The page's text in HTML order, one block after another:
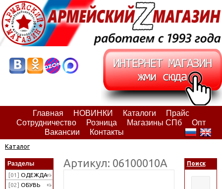
Главная НОВИНКИ Каталоги
Прайс
Сотрудничество
Розница Магазины СПб
Опт
Вакансии
Контакты
Каталог
Разделы
[01] ОДЕЖДА
[02] ОБУВЬ
Артикул: 06100010А Поиск